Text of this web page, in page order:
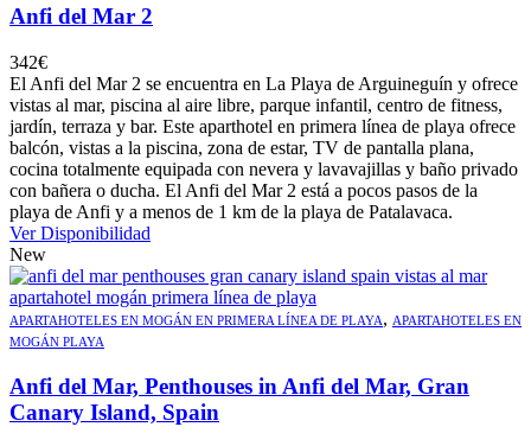
Anfi del Mar 2
342€
El Anfi del Mar 2 se encuentra en La Playa de Arguineguín y ofrece
vistas al mar, piscina al aire libre, parque infantil, centro de fitness,
jardín, terraza y bar. Este aparthotel en primera línea de playa ofrece
balcón, vistas a la piscina, zona de estar, TV de pantalla plana,
cocina totalmente equipada con nevera y lavavajillas y baño privado
con bañera o ducha. El Anfi del Mar 2 está a pocos pasos de la
playa de Anfi y a menos de 1 km de la playa de Patalavaca.
Ver Disponibilidad
New
APARTAHOTELES EN MOGÁN EN PRIMERA LÍNEA DE PLAYA, APARTAHOTELES EN
MOGÁN PLAYA
Anfi del Mar, Penthouses in Anfi del Mar, Gran
Canary Island, Spain